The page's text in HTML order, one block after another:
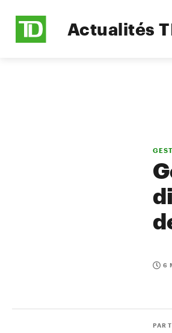
Actualités
6
PAR